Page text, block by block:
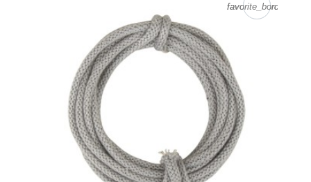
favorite_border
favorite_border